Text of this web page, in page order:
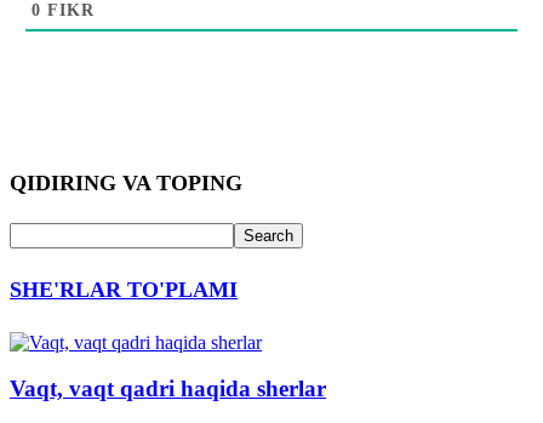
0 FIKR
QIDIRING VA TOPING
SHE'RLAR TO'PLAMI
Vaqt, vaqt qadri haqida sherlar